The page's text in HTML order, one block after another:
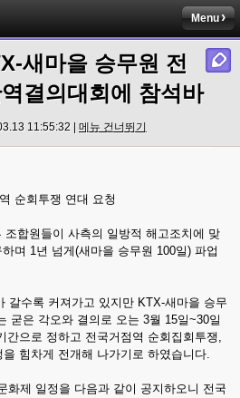
Menu
새마을 승무원 전
결의대회에 참석바
11:55:32 | 메뉴 건너뛰기
순회투쟁 연대 요청
합원들이 사측의 일방적 해고조치에 맞
며 1년 넘게(새마을 승무원 100일) 파업
갈수록 커져가고 있지만 KTX-새마을 승무
굳은 각오와 결의로 오는 3월 15일~30일
간으로 정하고 전국거점역 순회집회투쟁,
힘차게 전개해 나가기로 하였습니다.
화제 일정을 다음과 같이 공지하오니 전국